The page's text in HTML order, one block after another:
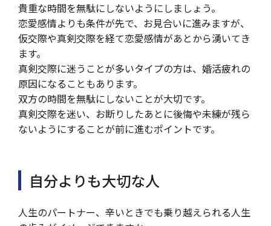
貴重な時間を無駄にしないようにしましょう。
恋愛感情よりも条件が先で、お見合いに進みますが、
仮交際や真剣交際を経て恋愛感情があとから湧いてき
ます。
真剣交際に迷うことが多いタイプの方は、婚活疲れの
原因になることもあります。
双方の時間を無駄にしないことが大切です。
真剣交際を迷い、お断りしたあとに後悔や未練が残ら
ないようにすることが前に進むポイントです。
自分よりも大切な人
人生のパートナー、辛いときでも乗り越えられる人生